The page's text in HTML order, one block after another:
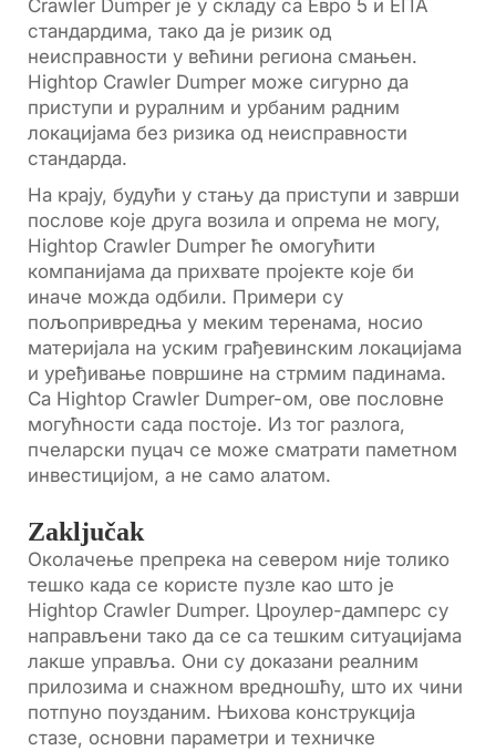
Crawler Dumper је у складу са Евро 5 и ЕПА
стандардима, тако да је ризик од
неисправности у већини региона смањен.
Hightop Crawler Dumper може сигурно да
приступи и руралним и урбаним радним
локацијама без ризика од неисправности
стандарда.
На крају, будући у стању да приступи и заврши
послове које друга возила и опрема не могу,
Hightop Crawler Dumper ће омогућити
компанијама да прихвате пројекте које би
иначе можда одбили. Примери су
пољопривредња у меким теренама, носио
материјала на уским грађевинским локацијама
и уређивање површине на стрмим падинама.
Са Hightop Crawler Dumper-ом, ове пословне
могућности сада постоје. Из тог разлога,
пчеларски пуцач се може сматрати паметном
инвестицијом, а не само алатом.
Zaključak
Околачење препрека на севером није толико
тешко када се користе пузле као што је
Hightop Crawler Dumper. Цроулер-дамперс су
направљени тако да се са тешким ситуацијама
лакше управља. Они су доказани реалним
прилозима и снажном вредношћу, што их чини
потпуно поузданим. Њихова конструкција
стазе, основни параметри и техничке